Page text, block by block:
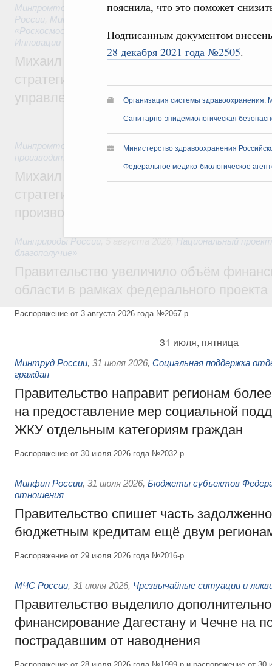
пояснила, что это поможет
Подписанным документом
28 декабря 2021 года №2505.
Организация системы здравоохранения.
Санитарно-эпидемиологическая
Министерство здравоохранения
Федеральное медико-биологическое
Минпромторг России,Минфин России,
России Минсельхоз России
«Роскосмос»
Госкорпорация «Росатом»
Инновации
Михаил Мишустин дал поручения по
стратегической сессии о
управления научно-технологическим
5 августа, среда
Минпромторг России,Минэкономразвития России, 5
производительности труда и поддержки занятости
Михаил Мишустин дал поручения по
стратегической сессии, посвящённой
производительности труда
Минприроды России 5 августа 2026
Национальный
благополучие»
Правительство увеличило объём
области в рамках федерального
Распоряжение от 3 августа 2026 года №2067-р
31 июля, пятница
Минтруд России, 31 июля 2026, Социальная поддержка
граждан
Правительство направит регионам
на предоставление мер социальной
ЖКУ отдельным категориям граждан
Распоряжение от 30 июля 2026 года №2032-р
Минфин России, 31 июля 2026, Бюджеты субъектов
отношения
Правительство спишет часть
бюджетным кредитам ещё двум
Распоряжение от 29 июля 2026 года №2016-р
МЧС России, 31 июля 2026, Чрезвычайные ситуации и
Правительство выделило
финансирование Дагестану и Чечне на
пострадавшим от наводнения